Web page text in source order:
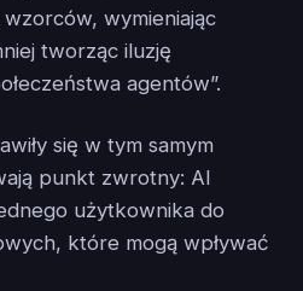
wymieniając
tworząc iluzję
agentów”.
się w tym samym
punkt zwrotny: AI
użytkownika do
które mogą wpływać